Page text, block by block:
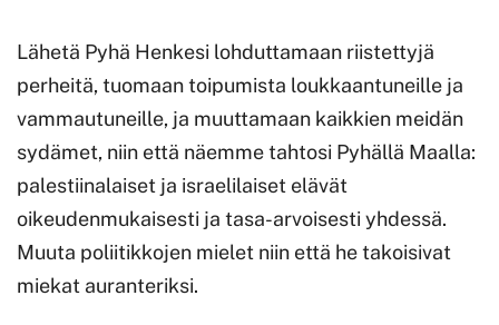
Lähetä Pyhä Henkesi lohduttamaan riistettyjä
perheitä, tuomaan toipumista loukkaantuneille ja
vammautuneille, ja muuttamaan kaikkien meidän
sydämet, niin että näemme tahtosi Pyhällä Maalla:
palestiinalaiset ja israelilaiset elävät
oikeudenmukaisesti ja tasa-arvoisesti yhdessä.
Muuta poliitikkojen mielet niin että he takoisivat
miekat auranteriksi.